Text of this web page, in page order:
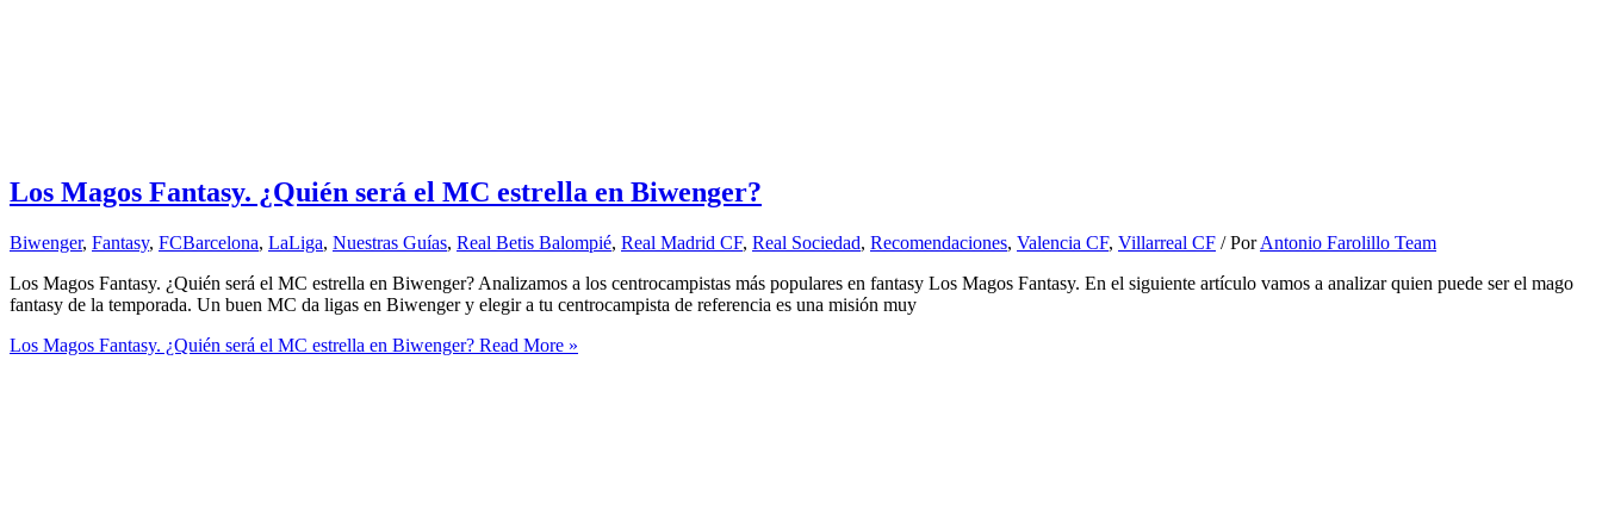
Los Magos Fantasy. ¿Quién será el MC estrella en Biwenger?
Biwenger, Fantasy, FCBarcelona, LaLiga, Nuestras Guías, Real Betis Balompié, Real Madrid CF, Real Sociedad, Recomendaciones, Valencia CF, Villarreal CF / PorAntonio Farolillo Team
Los Magos Fantasy. ¿Quién será el MC estrella en Biwenger? Analizamos a los centrocampistas más populares en fantasy Los Magos Fantasy. En el siguiente artículo vamos a analizar quien puede ser el mago
fantasy de la temporada. Un buen MC da ligas en Biwenger y elegir a tu centrocampista de referencia es una misión muy
Los Magos Fantasy. ¿Quién será el MC estrella en Biwenger? Read More »